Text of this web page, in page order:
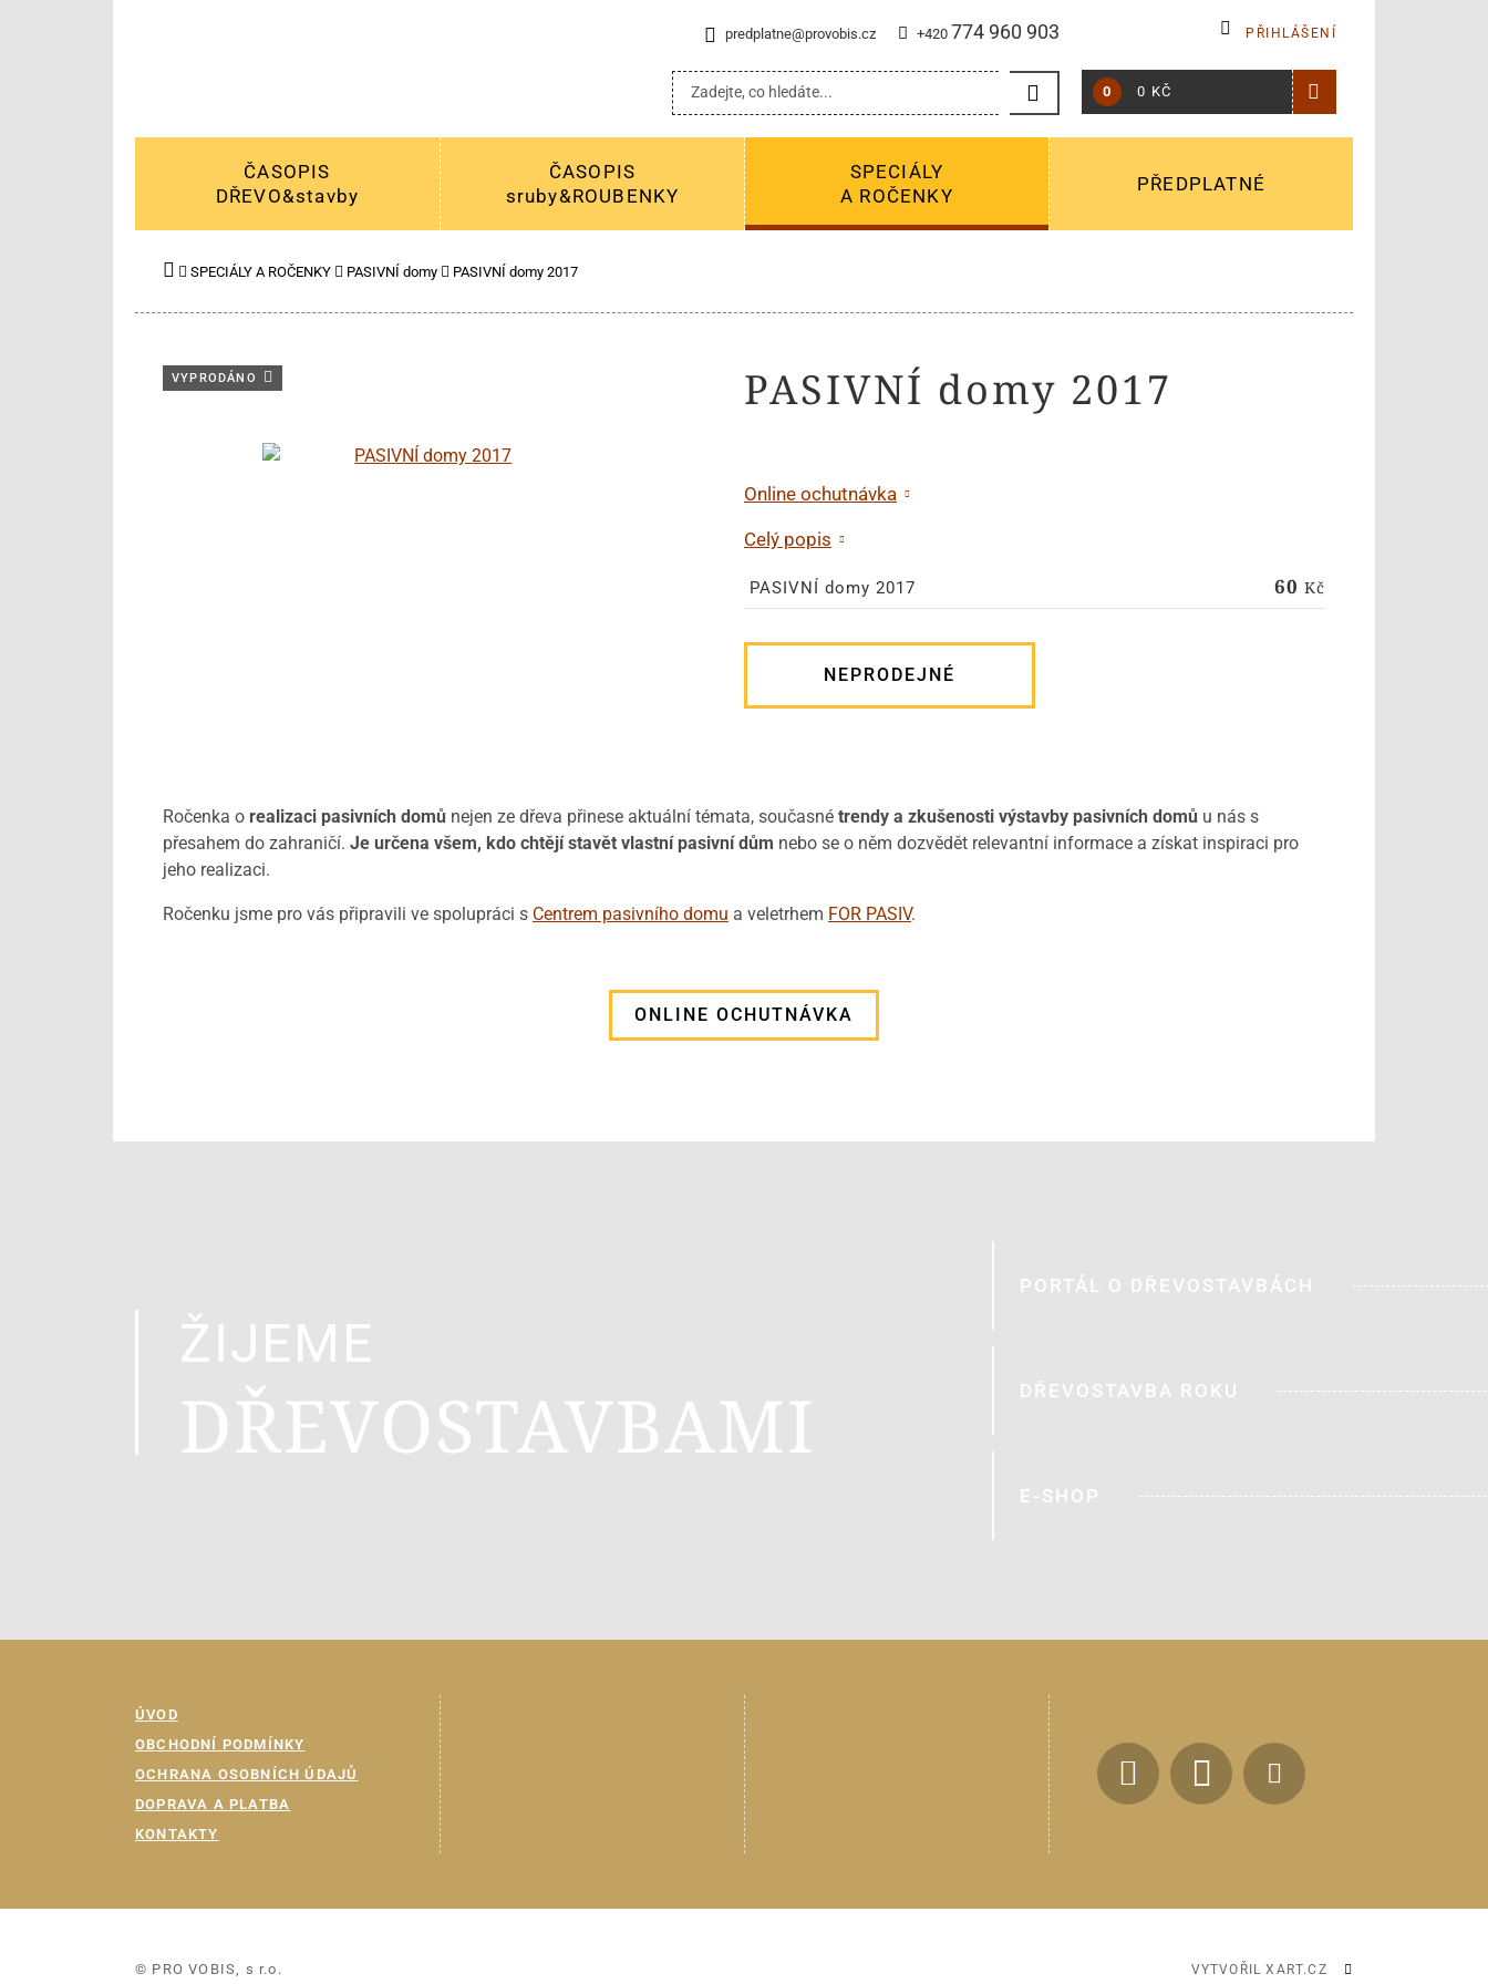
predplatne@provobis.cz +420 774 960 903 PŘIHLÁŠENÍ
0 0 KČ
ČASOPIS
DŘEVO&stavby
ČASOPIS
sruby&ROUBENKY
SPECIÁLY
A ROČENKY
PŘEDPLATNÉ
SPECIÁLY A ROČENKY PASIVNÍ domy PASIVNÍ domy 2017
PASIVNÍ domy 2017
VYPRODÁNO
Online ochutnávka
Celý popis
PASIVNÍ domy 2017 60 Kč
NEPRODEJNÉ
Ročenka o realizaci pasivních domů nejen ze dřeva přinese aktuální témata, současné trendy a zkušenosti výstavby pasivních domů u nás s
přesahem do zahraničí. Je určena všem, kdo chtějí stavět vlastní pasivní dům nebo se o něm dozvědět relevantní informace a získat inspiraci pro
jeho realizaci.
Ročenku jsme pro vás připravili ve spolupráci s Centrem pasivního domu a veletrhem FOR PASIV.
ONLINE OCHUTNÁVKA
ŽIJEME
DŘEVOSTAVBAMI
PORTÁL O DŘEVOSTAVBÁCH
DŘEVOSTAVBA ROKU
E-SHOP
ÚVOD
OBCHODNÍ PODMÍNKY
OCHRANA OSOBNÍCH ÚDAJŮ
DOPRAVA A PLATBA
KONTAKTY
© PRO VOBIS, s r.o. VYTVOŘIL XART.CZ